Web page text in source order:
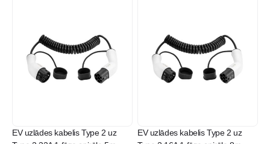
EV uzlādes kabelis Type 2 uz
EV uzlādes kabelis Type 2 uz